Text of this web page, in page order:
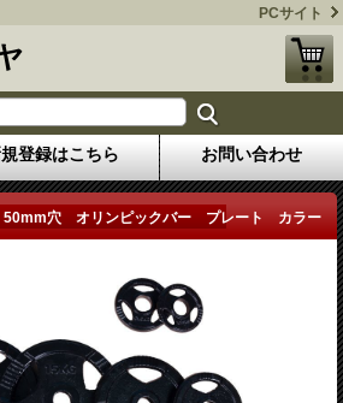
PCサイト
登録はこちら お問い合わせ
50mm穴 オリンピックバー プレート カラー